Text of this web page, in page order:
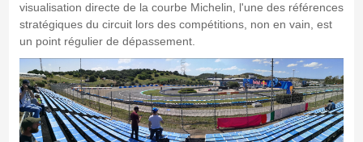
visualisation directe de la courbe Michelin, l'une des références
stratégiques du circuit lors des compétitions, non en vain, est
un point régulier de dépassement.